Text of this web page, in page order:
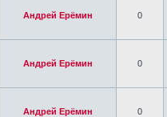
Андрей Ерёмин 0
Андрей Ерёмин 0
Андрей Ерёмин 0